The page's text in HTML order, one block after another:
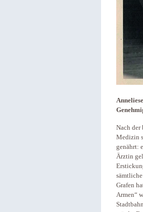
Nach der
Medizin
genährt:
Ärztin
Grafen
Armen“